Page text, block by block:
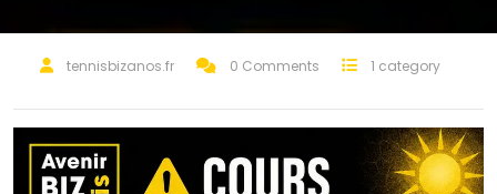
tennisbizanos.fr 0 Comments 1 category